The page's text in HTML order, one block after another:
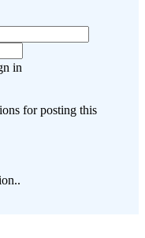
in
for posting this